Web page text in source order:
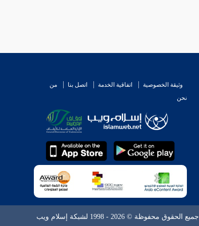
وثيقة الخصوصية اتفاقية الخدمة اتصل بنا
من
نحن
جميع الحقوق محفوظة © 2026 - 1998 لشبكة إسلام ويب